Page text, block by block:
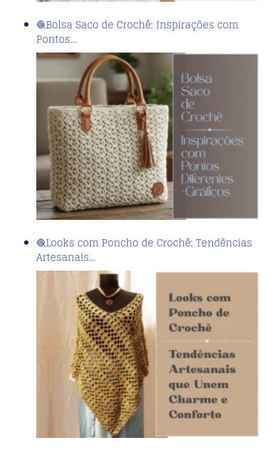
🧶Bolsa Saco de Crochê: Inspirações com
Pontos…
🧶Looks com Poncho de Crochê: Tendências
Artesanais…